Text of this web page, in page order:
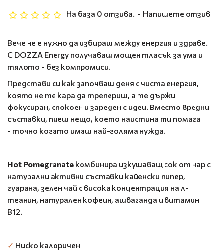
Вече не е нужно да избираш между енергия и здраве.
С DOZZA Energy получаваш мощен тласък за ума и
тялото - без компромиси.
Представи си как започваш деня с чиста енергия,
която не те кара да трепериш, а те държи
фокусиран, спокоен и зареден с идеи. Вместо вредни
съставки, пиеш нещо, което наистина ти помага
- точно когато имаш най-голяма нужда.
Hot Pomegranate комбинира изкушаващ сок от нар с
натурални активни съставки кайенски пипер,
гуарана, зелен чай с висока концентрация на л-
теанин, натурален кофеин, ашваганда и витамин
B12.
✓ Ниско калоричен
На база 0 отзива. - Напишете отзив